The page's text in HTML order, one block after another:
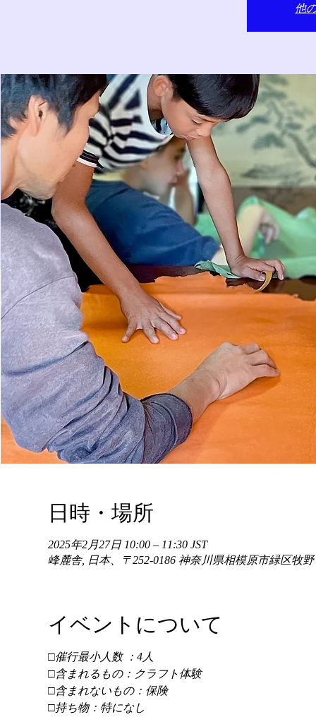
他
日時・場所
2025年2月27日 10:00 – 11:30 JST
峰麓舎, 日本、〒252-0186 神奈川県相模原市緑区牧
イベントについて
□催行最小人数 ：4人
□含まれるもの：クラフト体験
□含まれないもの：保険
□持ち物：特になし